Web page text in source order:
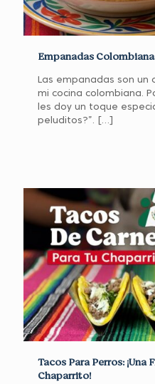
Empanadas
Las empanadas son un
mi cocina colombiana.
les doy un toque
peluditos?”. […]
Tacos Para Perros: ¡Una
Chaparrito!